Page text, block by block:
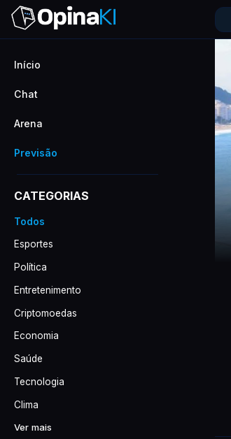
Início
Chat
Arena
Previsão
CATEGORIAS
Todos
Esportes
Política
Entretenimento
Criptomoedas
Economia
Saúde
Tecnologia
Clima
Ver mais